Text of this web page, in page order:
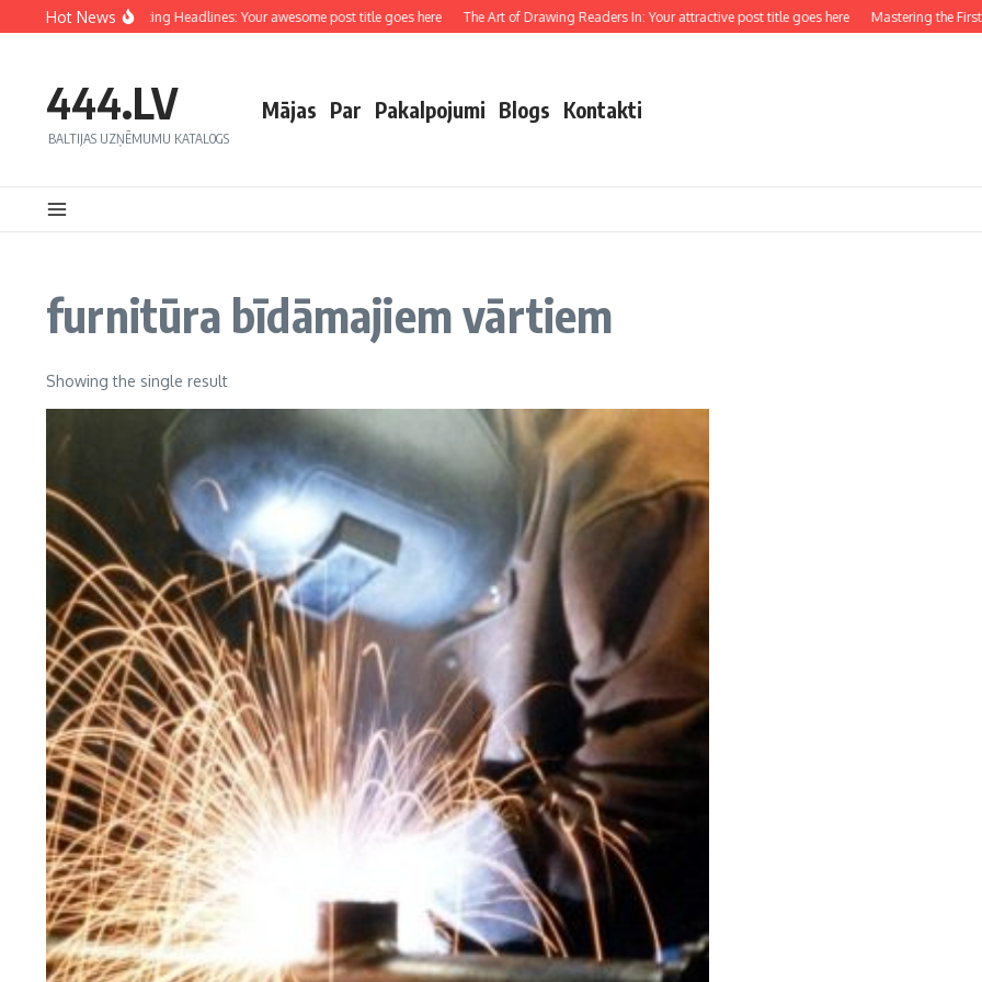
Hot News
Crafting Captivating Headlines: Your awesome post title goes here The Art of Drawing Readers In: Your attractive post title goes here Mastering the First
444.LV
BALTIJAS UZŅĒMUMU KATALOGS
Mājas Par Pakalpojumi Blogs Kontakti
furnitūra bīdāmajiem vārtiem
Showing the single result